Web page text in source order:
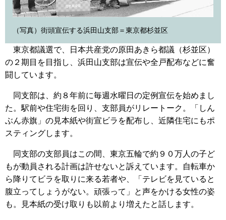
（写真）街頭宣伝する浜田山支部＝東京都杉並区
東京都議選で、日本共産党の原田あきら都議（杉並区）
の２期目を目指し、浜田山支部は宣伝や全戸配布などに奮
闘しています。
同支部は、約８年前に毎週水曜日の定例宣伝を始めまし
た。駅前や住宅街を回り、支部員がリレートーク。「しん
ぶん赤旗」の見本紙や街宣ビラを配布し、近隣住宅にもポ
スティングします。
同支部の支部員はこの間、東京五輪で約９０万人の子ど
もが動員される計画は許せないと訴えています。自転車か
ら降りてビラを取りに来る若者や、「テレビを見ていると
腹立ってしょうがない。頑張って」と声をかける女性の姿
も。見本紙の受け取りも以前より増えたと話します。